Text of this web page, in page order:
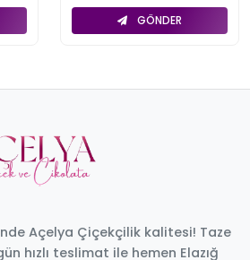
GÖNDER
Açelya Çiçekçilik kalitesi! Taze
hızlı teslimat ile hemen Elazığ